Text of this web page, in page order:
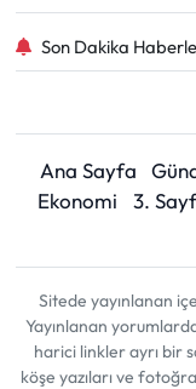
Son Dakika
Ana Sayfa
Ekonomi
3.
Sitede yayınlanan
Yayınlanan
harici linkler ayrı bir
köşe yazıları ve